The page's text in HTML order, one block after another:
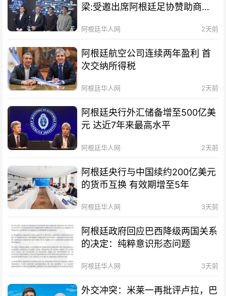
梁:受邀出席阿根廷足协赞助商招
阿根廷华人网 2天前
阿根廷航空公司连续两年盈利 首
次交纳所得税
阿根廷华人网 2天前
阿根廷央行外汇储备增至500亿美
元 达近7年来最高水平
阿根廷华人网 2天前
阿根廷央行与中国续约200亿美元
的货币互换 有效期增至5年
阿根廷华人网 3天前
阿根廷政府回应巴西降级两国关系
的决定：纯粹意识形态问题
阿根廷华人网 3天前
外交冲突：米莱一再批评卢拉，巴